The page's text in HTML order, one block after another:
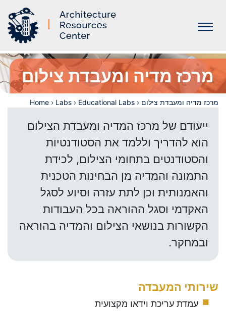
Labs
מרכז מדיה ומעבדת צילום
Home › Labs › Educational Labs › מרכז מדיה ומעבדת צילום
ייעודם של מרכז המדיה ומעבדת הצילום
הוא להדריך וללמד את הסטודנטיות
והסטודנטים בתחומי הצילום, לכידת
התמונה והמדיה מן הבחינות הטכנית
והאמנותית וכן לתת עזרה וסיוע לסגל
האקדמי וסגל ההוראה בכל העבודות
הקשורות בנושאי הצילום והמדיה בהוראה
ובמחקר.
שירותי המעבדה
עמדת עריכת וידאו מקצועית